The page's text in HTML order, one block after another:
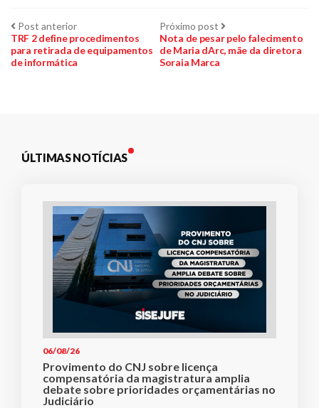
Navegação
de
Post anteriorPost
anterior:
TRF 2 define procedimentos
para retirada de equipamentos
de informática
Próximo post Próximo
post:
Nota de pesar pelo falecimento
de Maria dArc, mãe da diretora
Soraia Marca
ÚLTIMAS NOTÍCIAS
06/08/26
Provimento do CNJ sobre licença
compensatória da magistratura amplia
debate sobre prioridades orçamentárias no
Judiciário